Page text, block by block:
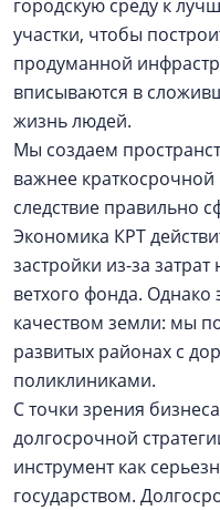
городскую среду к
участки, чтобы
продуманной
вписываются в
жизнь людей.
Мы создаем
важнее
следствие правильно
Экономика КРТ
застройки из-за
ветхого фонда. Однако
качеством земли: мы
развитых районах с
поликлиниками.
С точки зрения
долгосрочной
инструмент как
государством.